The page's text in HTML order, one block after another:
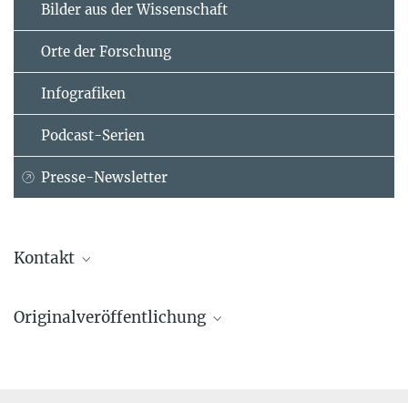
Bilder aus der Wissenschaft
Orte der Forschung
Infografiken
Podcast-Serien
Presse-Newsletter
Kontakt
Max-Planck-Institut für Biologie Tübingen, Tübingen
Originalveröffentlichung